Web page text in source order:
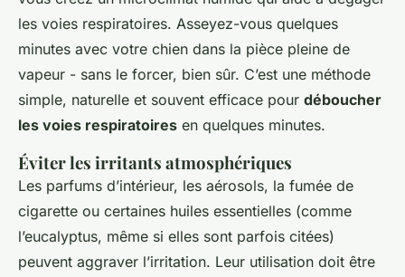
les voies respiratoires. Asseyez-vous quelques
minutes avec votre chien dans la pièce pleine de
vapeur - sans le forcer, bien sûr. C’est une méthode
simple, naturelle et souvent efficace pour déboucher
les voies respiratoires en quelques minutes.
Éviter les irritants atmosphériques
Les parfums d’intérieur, les aérosols, la fumée de
cigarette ou certaines huiles essentielles (comme
l’eucalyptus, même si elles sont parfois citées)
peuvent aggraver l’irritation. Leur utilisation doit être